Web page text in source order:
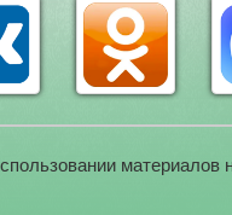
материалов